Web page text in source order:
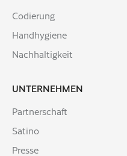
Codierung
Handhygiene
Nachhaltigkeit
UNTERNEHMEN
Partnerschaft
Satino
Presse